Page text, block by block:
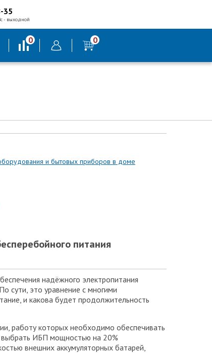
35
- выходной
0 0
и бытовых приборов в доме
питания
надёжного электропитания
сути, это уравнение с многими
и какова будет продолжительность
работу которых необходимо обеспечивать
выбрать ИБП мощностью на 20%
внешних аккумуляторных батарей,